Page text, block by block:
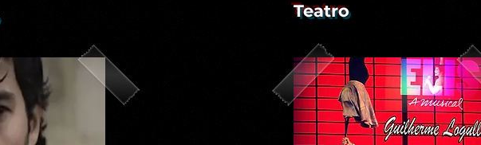
Teatro